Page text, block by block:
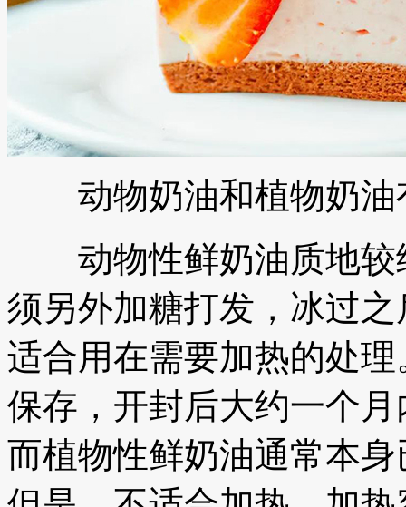
动物奶油和植物奶油
动物性鲜奶油质地较
须另外加糖打发，冰过
适合用在需要加热的处
保存，开封后大约一个
而植物性鲜奶油通常本